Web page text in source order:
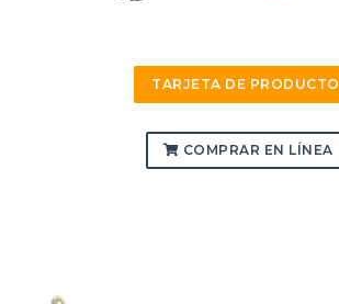
TARJETA DE PRODUCTO
COMPRAR EN LÍNEA